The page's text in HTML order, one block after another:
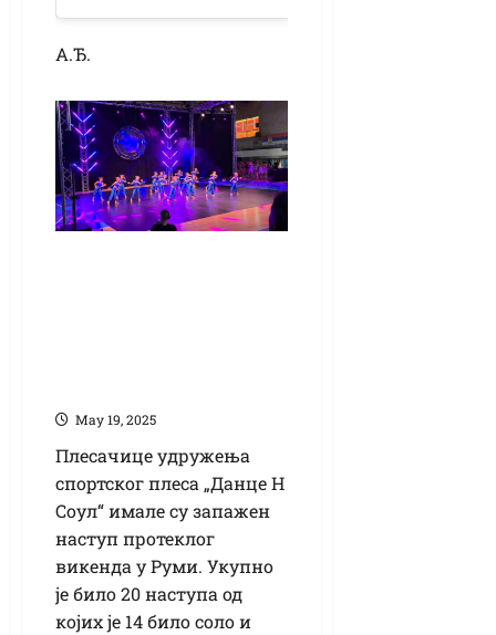
А.Ђ.
Маy 19, 2025
Плесачице удружења
спортског плеса „Данце Н
Соул“ имале су запажен
наступ протеклог
викенда у Руми. Укупно
је било 20 наступа од
којих је 14 било соло и